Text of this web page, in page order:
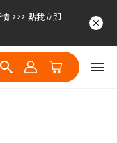
>>> 點我立即
>>> 點我立即
>>> 點我立即